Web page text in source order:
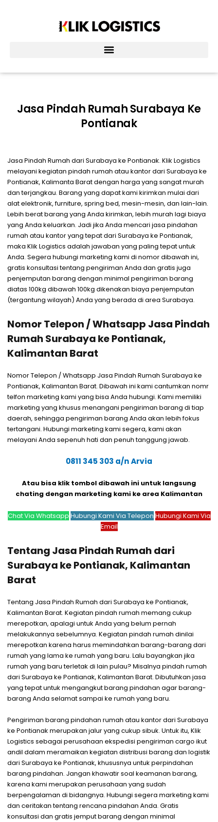
Jasa Pindah Rumah Surabaya Ke
Pontianak
Jasa Pindah Rumah dari Surabaya ke Pontianak. Klik Logistics
melayani kegiatan pindah rumah atau kantor dari Surabaya ke
Pontianak, Kalimanta Barat dengan harga yang sangat murah
dan terjangkau. Barang yang dapat kami kirimkan mulai dari
alat elektronik, furniture, spring bed, mesin-mesin, dan lain-lain.
Lebih berat barang yang Anda kirimkan, lebih murah lagi biaya
yang Anda keluarkan. Jadi jika Anda mencari jasa pindahan
rumah atau kantor yang tepat dari Surabaya ke Pontianak,
maka Klik Logistics adalah jawaban yang paling tepat untuk
Anda. Segera hubungi marketing kami di nomor dibawah ini,
gratis konsultasi tentang pengiriman Anda dan gratis juga
penjemputan barang dengan minimal pengiriman barang
diatas 100kg dibawah 100kg dikenakan biaya penjemputan
(tergantung wilayah) Anda yang berada di area Surabaya.
Nomor Telepon / Whatsapp Jasa Pindah
Rumah Surabaya ke Pontianak,
Kalimantan Barat
Nomor Telepon / Whatsapp Jasa Pindah Rumah Surabaya ke
Pontianak, Kalimantan Barat. Dibawah ini kami cantumkan nomr
telfon marketing kami yang bisa Anda hubungi. Kami memiliki
marketing yang khusus menangani pengiriman barang di tiap
daerah, sehingga pengiriman barang Anda akan lebih fokus
tertangani. Hubungi marketing kami segera, kami akan
melayani Anda sepenuh hati dan penuh tanggung jawab.
0811 345 303 a/n Arvia
Atau bisa klik tombol dibawah ini untuk langsung
chating dengan marketing kami ke area Kalimantan
Chat Via Whatsapp Hubungi Kami Via Telepon Hubungi Kami Via
Email
Tentang Jasa Pindah Rumah dari
Surabaya ke Pontianak, Kalimantan
Barat
Tentang Jasa Pindah Rumah dari Surabaya ke Pontianak,
Kalimantan Barat. Kegiatan pindah rumah memang cukup
merepotkan, apalagi untuk Anda yang belum pernah
melakukannya sebelumnya. Kegiatan pindah rumah dinilai
merepotkan karena harus memindahkan barang-barang dari
rumah yang lama ke rumah yang baru. Lalu bayangkan jika
rumah yang baru terletak di lain pulau? Misalnya pindah rumah
dari Surabaya ke Pontianak, Kalimantan Barat. Dibutuhkan jasa
yang tepat untuk mengangkut barang pindahan agar barang-
barang Anda selamat sampai ke rumah yang baru.
Pengiriman barang pindahan rumah atau kantor dari Surabaya
ke Pontianak merupakan jalur yang cukup sibuk. Untuk itu, Klik
Logistics sebagai perusahaan ekspedisi pengiriman cargo ikut
andil dalam meramaikan kegiatan distribusi barang dan logistik
dari Surabaya ke Pontianak, khususnya untuk perpindahan
barang pindahan. Jangan khawatir soal keamanan barang,
karena kami merupakan perusahaan yang sudah
berpengalaman di bidangnya. Hubungi segera marketing kami
dan ceritakan tentang rencana pindahan Anda. Gratis
konsultasi dan gratis jemput barang dengan minimal